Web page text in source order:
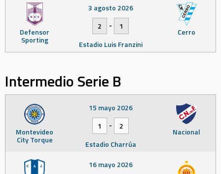
Defensor
Sporting
Cerro
3 agosto 2026
2
-
1
Estadio Luis Franzini
Intermedio Serie B
Montevideo
City Torque
Nacional
15 mayo 2026
1
-
2
Estadio Charrúa
16 mayo 2026